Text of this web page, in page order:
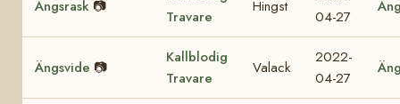
Ängsrask 📷
Travare
Hingst
04-27
Ängsvide 📷
Kallblodig
Travare
Valack
2022-
04-27